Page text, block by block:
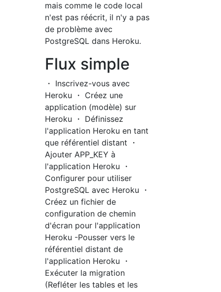
mais comme le code local
n'est pas réécrit, il n'y a pas
de problème avec
PostgreSQL dans Heroku.
Flux simple
・ Inscrivez-vous avec
Heroku ・ Créez une
application (modèle) sur
Heroku ・ Définissez
l'application Heroku en tant
que référentiel distant ・
Ajouter APP_KEY à
l'application Heroku ・
Configurer pour utiliser
PostgreSQL avec Heroku ・
Créez un fichier de
configuration de chemin
d'écran pour l'application
Heroku -Pousser vers le
référentiel distant de
l'application Heroku ・
Exécuter la migration
(Refléter les tables et les